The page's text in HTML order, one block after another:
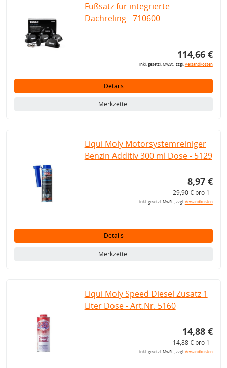
Fußsatz für integrierte
Dachreling - 710600
114,66 €
inkl. gesetzl. MwSt., zzgl.Versandkosten
Details
Merkzettel
Liqui Moly Motorsystemreiniger
Benzin Additiv 300 ml Dose - 5129
8,97 €
29,90 € pro 1 l
inkl. gesetzl. MwSt., zzgl.Versandkosten
Details
Merkzettel
Liqui Moly Speed Diesel Zusatz 1
Liter Dose - Art.Nr. 5160
14,88 €
14,88 € pro 1 l
inkl. gesetzl. MwSt., zzgl.Versandkosten